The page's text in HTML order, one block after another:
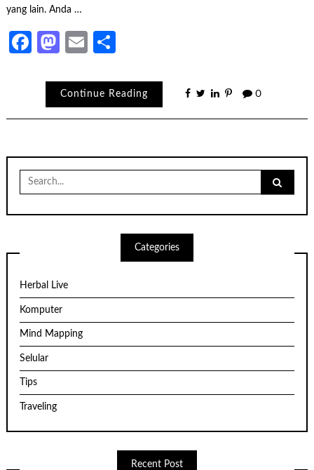
yang lain. Anda …
Facebook
Mastodon
Email
Continue Reading 0
Search
for:
Categories
Herbal Live
Komputer
Mind Mapping
Selular
Tips
Traveling
Recent Post